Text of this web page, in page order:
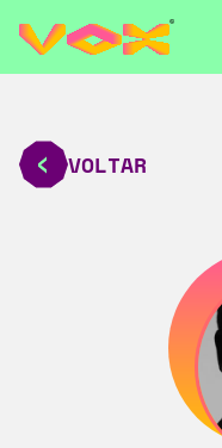
VOLTAR